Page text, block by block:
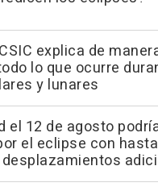
explica de
lo que ocurre
y lunares
el 12 de agosto
el eclipse con